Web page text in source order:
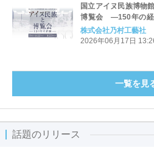
国立アイヌ民族博物
博覧会 ―150年の経
貸出と展示設計・グ
株式会社乃村工藝社
2026年06月17日
一覧を見
話題のリリース